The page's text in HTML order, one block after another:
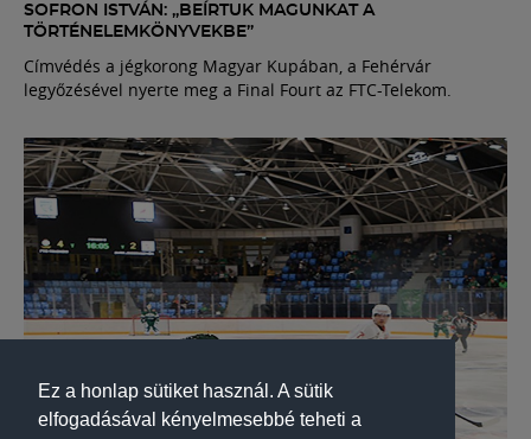
Ez a honlap sütiket használ. A sütik
elfogadásával kényelmesebbé teheti a
SOFRON ISTVÁN: „BEÍRTUK MAGUNKAT A
TÖRTÉNELEMKÖNYVEKBE”
Címvédés a jégkorong Magyar Kupában, a Fehérvár
legyőzésével nyerte meg a Final Fourt az FTC-Telekom.